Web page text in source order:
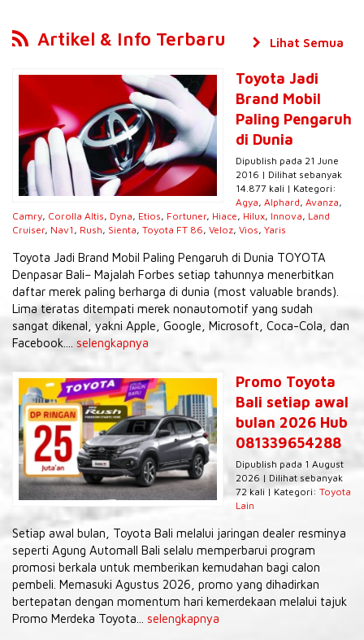
Artikel & Info Terbaru
Toyota Jadi
Brand Mobil
Paling Pengaruh
di Dunia
Dipublish pada 21 June
2016 | Dilihat sebanyak
14.877 kali | Kategori:
Agya, Alphard, Avanza,
Camry, Corolla Altis, Dyna, Etios, Fortuner, Hiace, Hilux, Innova, Land
Cruiser, Nav1 , Rush, Sienta, Toyota FT 86, Veloz, Vios, Yaris
Toyota Jadi Brand Mobil Paling Pengaruh di Dunia TOYOTA
Denpasar Bali– Majalah Forbes setiap tahunnya menerbitkan
daftar merek paling berharga di dunia (most valuable brands).
Lima teratas ditempati merek nonautomotif yang sudah
sangat dikenal, yakni Apple, Google, Microsoft, Coca-Cola, dan
Facebook.... selengkapnya
Promo Toyota
Bali setiap awal
bulan 2026 Hub
081339654288
Dipublish pada 1 August
2026 | Dilihat sebanyak
72 kali | Kategori: Toyota
Lain
Setiap awal bulan, Toyota Bali melalui jaringan dealer resminya
seperti Agung Automall Bali selalu memperbarui program
promosi berkala untuk memberikan kemudahan bagi calon
pembeli. Memasuki Agustus 2026, promo yang dihadirkan
bertepatan dengan momentum hari kemerdekaan melalui tajuk
Promo Merdeka Toyota... selengkapnya
Lihat Semua